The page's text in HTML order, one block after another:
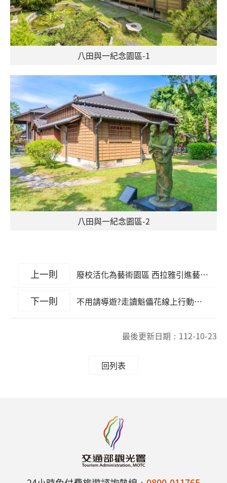
八田與一紀念園區-1
八田與一紀念園區-2
上一則 廢校活化為藝術園區 西拉雅引進藝術家進駐 台灣意象書法館520正式開幕
下一則 不用請導遊?走讀魁儡花線上行動導覽讓你保持社交好距離
最後更新日期： 112-10-23
回列表